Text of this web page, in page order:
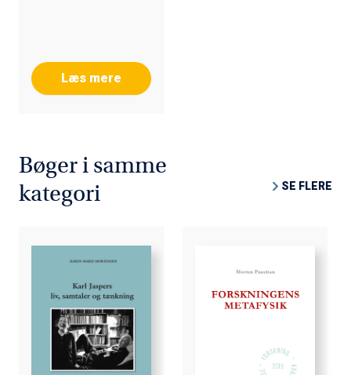
Læs mere
Bøger i samme
kategori
SE FLERE